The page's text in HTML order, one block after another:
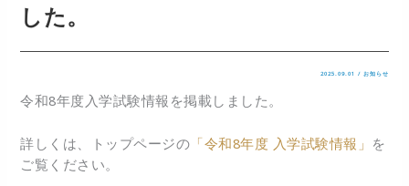
した。
2025.09.01 / お知らせ
令和8年度入学試験情報を掲載しました。
詳しくは、トップページの 「令和8年度 入学試験情報」 を
ご覧ください。